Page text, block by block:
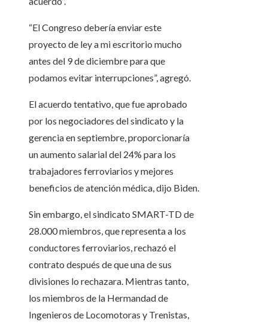
“El Congreso debería enviar este
proyecto de ley a mi escritorio mucho
antes del 9 de diciembre para que
podamos evitar interrupciones”, agregó.
El acuerdo tentativo, que fue aprobado
por los negociadores del sindicato y la
gerencia en septiembre, proporcionaría
un aumento salarial del 24% para los
trabajadores ferroviarios y mejores
beneficios de atención médica, dijo Biden.
Sin embargo, el sindicato SMART-TD de
28.000 miembros, que representa a los
conductores ferroviarios, rechazó el
contrato después de que una de sus
divisiones lo rechazara. Mientras tanto,
los miembros de la Hermandad de
Ingenieros de Locomotoras y Trenistas,